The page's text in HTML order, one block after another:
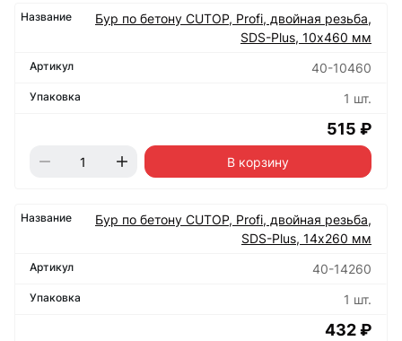
Бур по бетону CUTOP, Profi, двойная резьба,
SDS-Plus, 10х460 мм
40-10460
1 шт.
515 ₽
В корзину
Бур по бетону CUTOP, Profi, двойная резьба,
SDS-Plus, 14х260 мм
40-14260
1 шт.
432 ₽